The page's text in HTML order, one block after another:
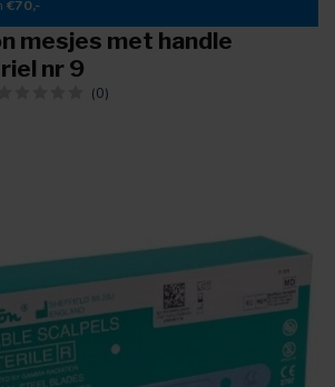
€70,-
mesjes met handle
nr 9
(0)